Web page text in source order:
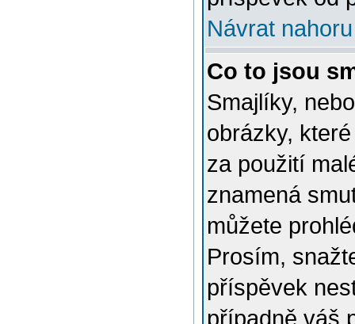
Návrat nahoru
Co to jsou
Smajlíky,
obrázky,
za použití
znamená
můžete
Prosím,
příspěvek
případně váš